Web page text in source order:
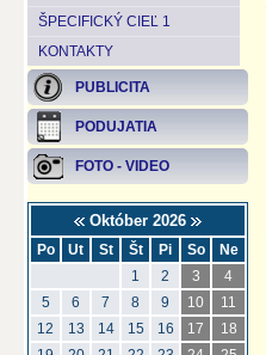
ŠPECIFICKÝ CIEĽ 1
KONTAKTY
PUBLICITA
PODUJATIA
FOTO - VIDEO
Október 2026
Po Ut St Št Pi So
Ne
1
2 3
4
5
6 7 8 9 10
11
12
13 14 15 16 17
18